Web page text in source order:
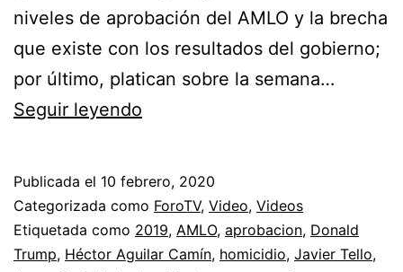
niveles de aprobación del AMLO y la brecha
que existe con los resultados del gobierno;
por último, platican sobre la semana…
Seguir leyendo
de
Opinar
Publicada el 10 febrero, 2020
Categorizada como ForoTV, Video, Videos
Etiquetada como 2019, AMLO, aprobacion, Donald
Trump, Héctor Aguilar Camín, homicidio, Javier Tello,